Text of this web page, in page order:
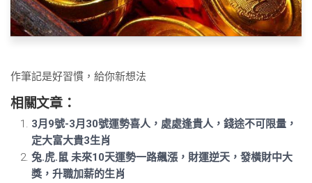
作筆記是好習慣，給你新想法
相關文章：
3月9號-3月30號運勢喜人，處處逢貴人，錢途不可限量，
定大富大貴3生肖
兔.虎.鼠 未來10天運勢一路飆漲，財運逆天，發橫財中大
獎，升職加薪的生肖